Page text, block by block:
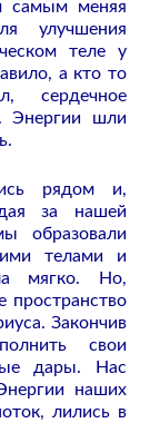
самым меняя
улучшения
теле у
а кто то
сердечное
Энергии шли
рядом и,
за нашей
образовали
телами и
мягко. Но,
пространство
Закончив
свои
дары. Нас
наших
лились в